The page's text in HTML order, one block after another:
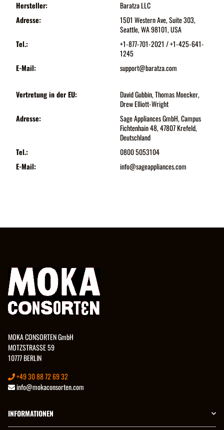
Hersteller:
Baratza LLC
Adresse:
1501 Western Ave, Suite 303,
Seattle, WA 98101, USA
Tel.:
+1-877-701-2021 / +1-425-641-
1245
E-Mail:
support@baratza.com
Vertretung in der EU:
David Gubbin, Thomas Moecker,
Drew Elliott-Wright
Adresse:
Sage Appliances GmbH, Campus
Fichtenhain 48, 47807 Krefeld,
Deutschland
Tel.:
0800 5053104
E-Mail:
info@sageappliances.com
MOKA CONSORTEN GmbH
MOTZSTRASSE 59
10777 BERLIN
+49 30 88 72 69 32
info@mokaconsorten.com
INFORMATIONEN